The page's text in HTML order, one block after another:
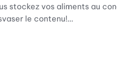
stockez vos aliments au
le contenu!